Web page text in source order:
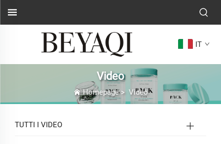
IT
Video
Homepage> Video
TUTTI I VIDEO